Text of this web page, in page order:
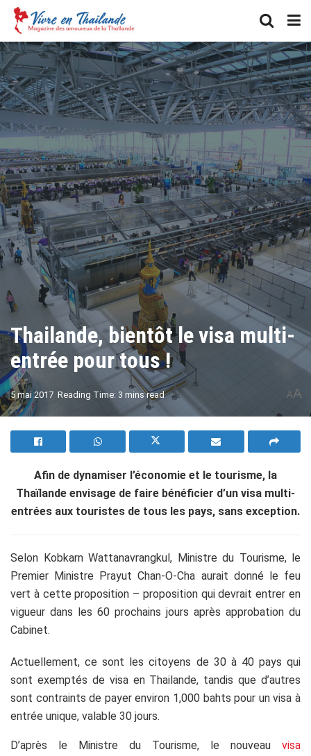
Thailande, bientôt le visa multi-
entrée pour tous !
5 mai 2017 Reading Time: 3 mins read AA
Afin de dynamiser l’économie et le tourisme, la
Thaïlande envisage de faire bénéficier d’un visa multi-
entrées aux touristes de tous les pays, sans exception.
Selon Kobkarn Wattanavrangkul, Ministre du Tourisme, le
Premier Ministre Prayut Chan-O-Cha aurait donné le feu
vert à cette proposition – proposition qui devrait entrer en
vigueur dans les 60 prochains jours après approbation du
Cabinet.
Actuellement, ce sont les citoyens de 30 à 40 pays qui
sont exemptés de visa en Thailande, tandis que d’autres
sont contraints de payer environ 1,000 bahts pour un visa à
entrée unique, valable 30 jours.
D’après le Ministre du Tourisme, le nouveau visa